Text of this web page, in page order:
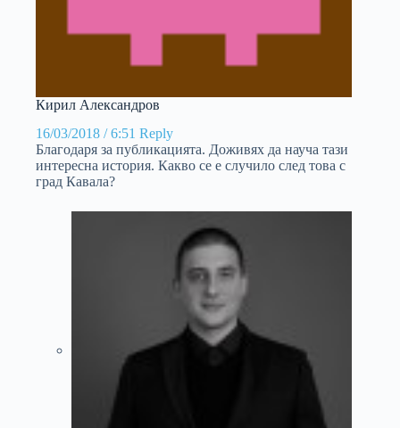
Кирил Александров
16/03/2018 / 6:51 Reply
Благодаря за публикацията. Доживях да науча тази
интересна история. Какво се е случило след това с
град Кавала?